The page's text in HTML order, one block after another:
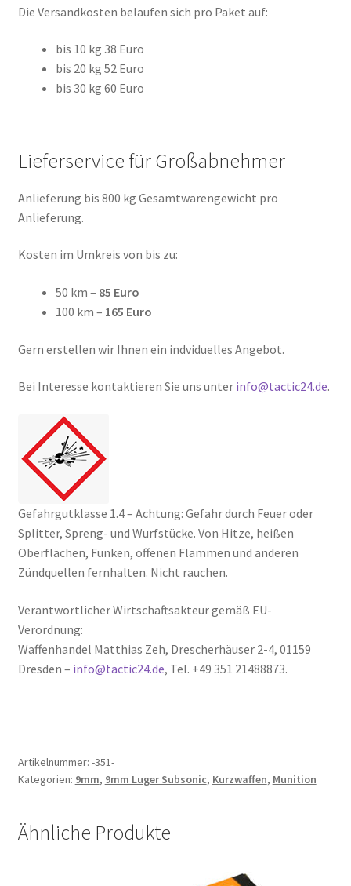
Die Versandkosten belaufen sich pro Paket auf:
bis 10 kg 38 Euro
bis 20 kg 52 Euro
bis 30 kg 60 Euro
Lieferservice für Großabnehmer
Anlieferung bis 800 kg Gesamtwarengewicht pro
Anlieferung.
Kosten im Umkreis von bis zu:
50 km – 85 Euro
100 km – 165 Euro
Gern erstellen wir Ihnen ein indviduelles Angebot.
Bei Interesse kontaktieren Sie uns unter info@tactic24.de.
Gefahrgutklasse 1.4 – Achtung: Gefahr durch Feuer oder
Splitter, Spreng- und Wurfstücke. Von Hitze, heißen
Oberflächen, Funken, offenen Flammen und anderen
Zündquellen fernhalten. Nicht rauchen.
Verantwortlicher Wirtschaftsakteur gemäß EU-
Verordnung:
Waffenhandel Matthias Zeh, Drescherhäuser 2-4, 01159
Dresden – info@tactic24.de, Tel. +49 351 21488873.
Artikelnummer: -351-
Kategorien: 9mm, 9mm Luger Subsonic, Kurzwaffen, Munition
Ähnliche Produkte